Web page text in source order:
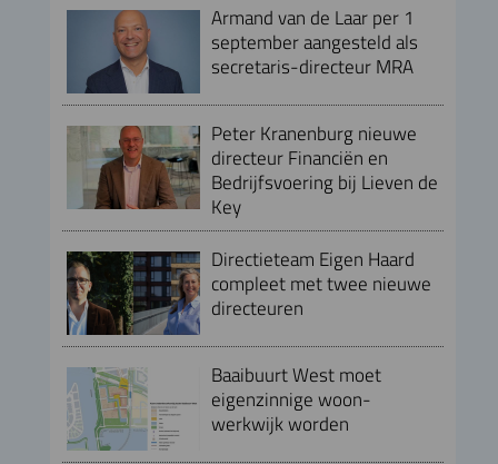
Armand van de Laar per 1
september aangesteld als
secretaris-directeur MRA
Peter Kranenburg nieuwe
directeur Financiën en
Bedrijfsvoering bij Lieven de
Key
Directieteam Eigen Haard
compleet met twee nieuwe
directeuren
Baaibuurt West moet
eigenzinnige woon-
werkwijk worden